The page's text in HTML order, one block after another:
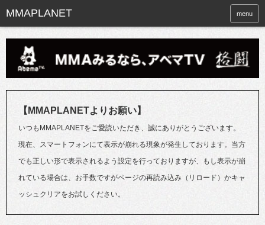
menu
【MMAPLANETよりお願い】
いつもMMAPLANETをご愛読いただき、誠にありがとうございます。
現在、スマートフォンにて表示が崩れる現象が発生しております。当方
でも正しい形で表示されるよう設定を行っておりますが、もし表示が崩
れている場合は、お手数ですがページの再読み込み（リロード）かキャ
ッシュクリアをお試しください。